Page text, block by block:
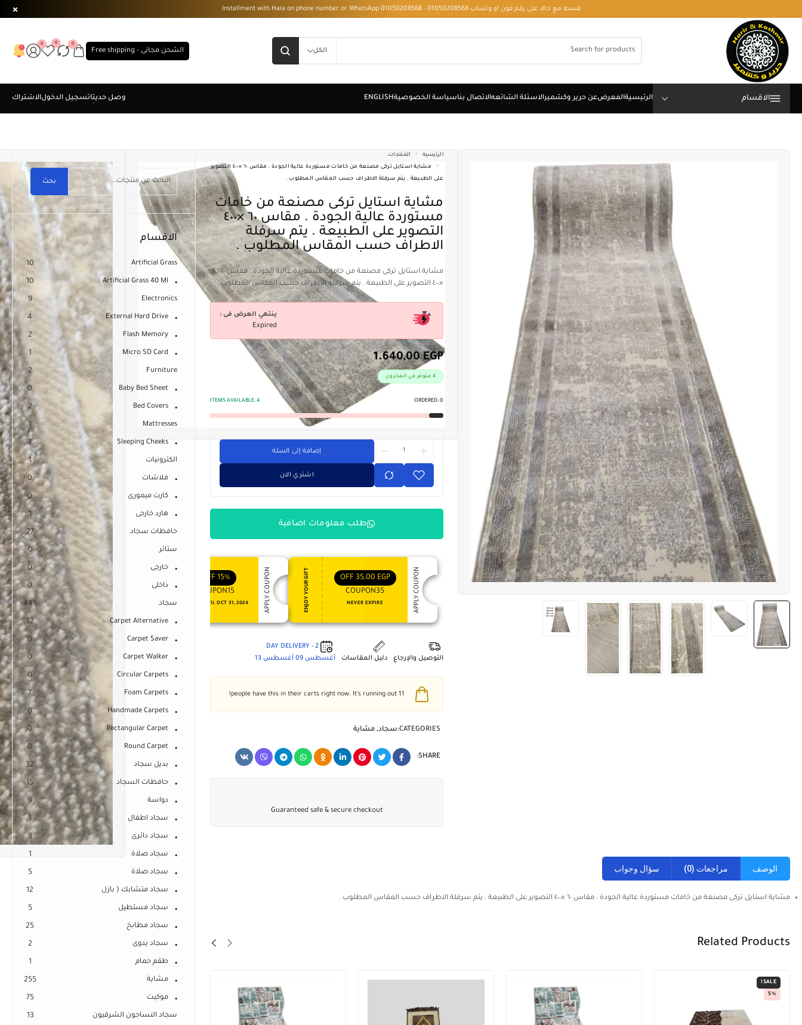
قسط مع حالا على رقم فون او وتساب 01050208568 - Installment with Hala on phone number or WhatsApp 01050208568
الكل الشحن مجانى - Free shipping
0
0
0
الاقسام
الرئيسية
المنتجات
مشاية استايل تركى مصنعة من خامات مستوردة عالية الجودة . مقاس ٦٠ ×٤٠٠ التصوير
على الطبيعة . يتم سرفلة الاطراف حسب المقاس المطلوب .
مشاية استايل تركى مصنعة من خامات
مستوردة عالية الجودة . مقاس ٦٠ ×٤٠٠
التصوير على الطبيعة . يتم سرفلة
الاطراف حسب المقاس المطلوب .
مشاية استايل تركى مصنعة من خامات مستوردة عالية الجودة . مقاس ٦٠
×٤٠٠ التصوير على الطبيعة . يتم سرفلة الاطراف حسب المقاس المطلوب .
ينتهي العرض فى :
Expired
1.640,00EGP
4 متوفر في المخزون
ORDERED: 0
ITEMS AVAILABLE: 4
إضافة إلى السلة
اشتري الان
طلب معلومات اضافية
ENJOY YOUR GIFT 35,00 EGP
OFF
COUPON35
NEVER EXPIRE APPLY COUPON
ENJOY YOUR GIFT 15%
OFF
COUPON15
VALID UNTIL OCT 31, 2024 APPLY COUPON
ENJOY YOUR GIFT 10%
OFF
COUPON10
NEVER EXPIRE
التوصيل والإرجاع دليل المقاسات
2 - DAY DELIVERY
أغسطس 09
أغسطس 13
11
CATEGORIES: سجاد, مشاية
SHARE:
Guaranteed safe & secure checkout
الوصف مراجعات (0) سؤال وجواب
مشاية استايل تركى مصنعة من خامات مستوردة عالية الجودة . مقاس ٦٠ ×٤٠٠ التصوير على الطبيعة . يتم سرفلة الاطراف حسب المقاس المطلوب .
Related Products
SALE!
5%
بحث
الاقسام
Artificial Grass
10
Artificial Grass 40 Ml
10
Electronics
9
External Hard Drive
4
Flash Memory
2
Micro SD Card
1
Furniture
2
Baby Bed Sheet
0
Bed Covers
2
Mattresses
1
Sleeping Cheeks
1
الكترونيات 1
فلاشات 0
كارت ميمورى 0
هارد خارجى 1
حافظات سجاد 27
ستائر 0
خارجى 0
داخلى 0
سجاد 445
Carpet Alternative
32
Carpet Saver
0
Carpet Walker
0
Circular Carpets
0
Foam Carpets
7
Handmade Carpets
0
Rectangular Carpet
0
Round Carpet
0
بديل سجاد 32
حافظات السجاد 15
دواسة 9
سجاد اطفال 1
سجاد دائرى 9
سجاد صلاة 1
سجاد صلاة 5
سجاد متشابك ( بازل 12
سجاد مستطيل 5
سجاد مطابخ 25
سجاد يدوى 2
طقم حمام 1
مشاية 255
موكيت 75
سجاد النساجون الشرقيون 13